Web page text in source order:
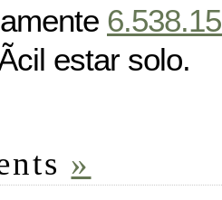
estar solo.
»